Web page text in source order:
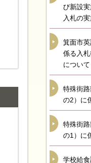
び新設
入札の
箕面市
係る入
について
特殊街
の2）に
特殊街
の1）に
学校給